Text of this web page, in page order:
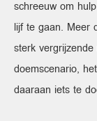
schreeuw om
lijf te gaan. Meer
sterk
doemscenario,
daaraan iets te